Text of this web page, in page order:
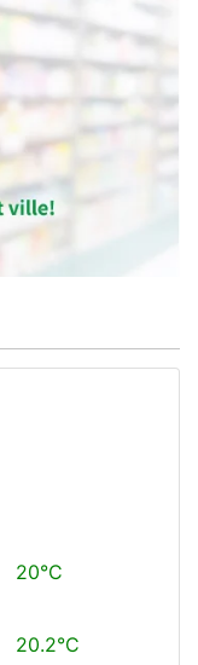
20°C
20.2°C